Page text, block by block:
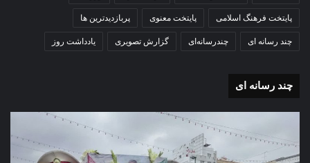
پایتخت فرهنگ اسلامی پایتخت معنوی پربازدیدترین ها
چند رسانه ای چندرسانه‌ای گزارش تصویری یادداشت روز
چند رسانه ای
تشییع